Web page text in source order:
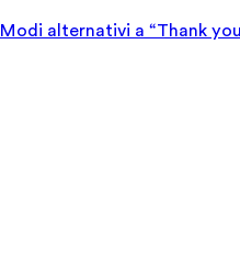
Modi alternativi a “Thank